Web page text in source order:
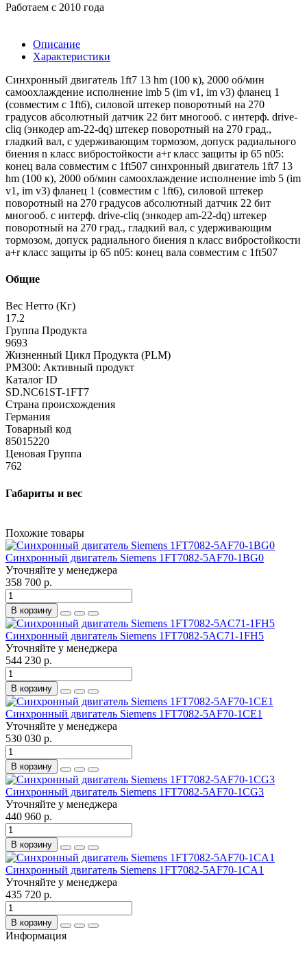
Работаем с 2010 года
Описание
Характеристики
Синхронный двигатель 1ft7 13 hm (100 к), 2000 об/мин
самоохлаждение исполнение imb 5 (im v1, im v3) фланец 1
(совместим с 1ft6), силовой штекер поворотный на 270
градусов абсолютный датчик 22 бит многооб. с интерф. drive-
cliq (энкодер am-22-dq) штекер поворотный на 270 град.,
гладкий вал, с удерживающим тормозом, допуск радиального
биения n класс вибростойкости a+r класс защиты ip 65 n05:
конец вала совместим с 1ft507 синхронный двигатель 1ft7 13
hm (100 к), 2000 об/мин самоохлаждение исполнение imb 5 (im
v1, im v3) фланец 1 (совместим с 1ft6), силовой штекер
поворотный на 270 градусов абсолютный датчик 22 бит
многооб. с интерф. drive-cliq (энкодер am-22-dq) штекер
поворотный на 270 град., гладкий вал, с удерживающим
тормозом, допуск радиального биения n класс вибростойкости
a+r класс защиты ip 65 n05: конец вала совместим с 1ft507
Общие
Вес Нетто (Кг)
17.2
Группа Продукта
9693
Жизненный Цикл Продукта (PLM)
PM300: Активный продукт
Каталог ID
SD.NC61ST-1FT7
Страна происхождения
Германия
Товарный код
85015220
Ценовая Группа
762
Габариты и вес
Похожие товары
Синхронный двигатель Siemens 1FT7082-5AF70-1BG0
Уточняйте у менеджера
358 700 р.
В корзину
Синхронный двигатель Siemens 1FT7082-5AC71-1FH5
Уточняйте у менеджера
544 230 р.
В корзину
Синхронный двигатель Siemens 1FT7082-5AF70-1CE1
Уточняйте у менеджера
530 030 р.
В корзину
Синхронный двигатель Siemens 1FT7082-5AF70-1CG3
Уточняйте у менеджера
440 960 р.
В корзину
Синхронный двигатель Siemens 1FT7082-5AF70-1CA1
Уточняйте у менеджера
435 720 р.
В корзину
Информация